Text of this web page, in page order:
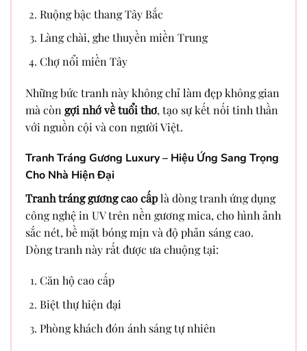
Ruộng bậc thang Tây Bắc
Làng chài, ghe thuyền miền Trung
Chợ nổi miền Tây
Những bức tranh này không chỉ làm đẹp không gian
mà còn gợi nhớ về tuổi thơ, tạo sự kết nối tinh thần
với nguồn cội và con người Việt.
Tranh Tráng Gương Luxury – Hiệu Ứng Sang Trọng
Cho Nhà Hiện Đại
Tranh tráng gương cao cấplà dòng tranh ứng dụng
công nghệ in UV trên nền gương mica, cho hình ảnh
sắc nét, bề mặt bóng mịn và độ phản sáng cao.
Dòng tranh này rất được ưa chuộng tại:
Căn hộ cao cấp
Biệt thự hiện đại
Phòng khách đón ánh sáng tự nhiên